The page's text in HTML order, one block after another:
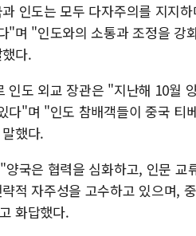
인도는 모두 다자주의를 지지
"며 "인도와의 소통과 조정을 강
다.
인도 외교 장관은 "지난해 10월
다"며 "인도 참배객들이 중국 티
했다.
양국은 협력을 심화하고, 인문
적 자주성을 고수하고 있으며,
화답했다.